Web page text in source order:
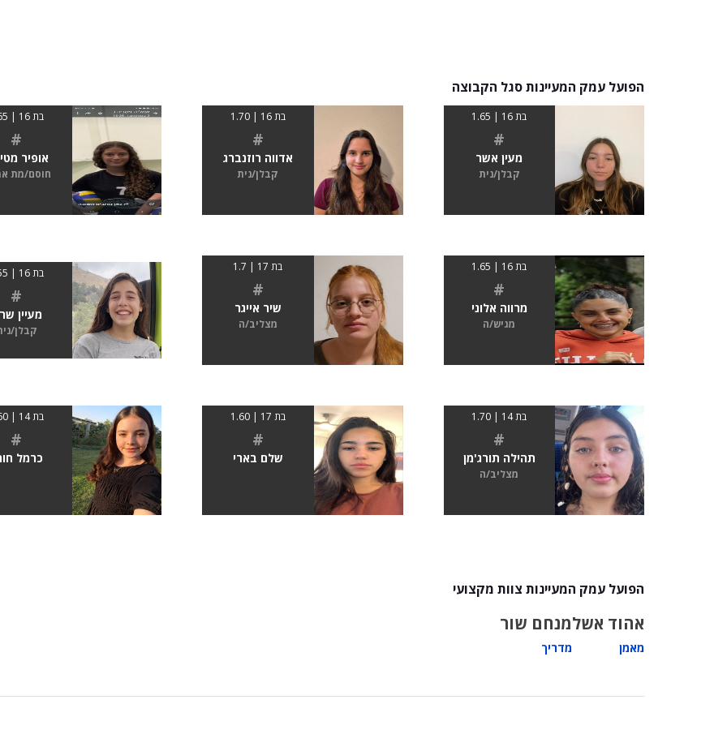
הפועל עמק המעיינות סגל הקבוצה
בת 16 | 1.65
#
מעין אשר
קבלן/נית
בת 16 | 1.70
#
אדווה רוזנברג
קבלן/נית
בת 16 | 1.65
#
אופיר
חוסם/מת
בת 16 | 1.65
#
מרווה אלוני
מגיש/ה
בת 17 | 1.7
#
שיר אייגר
מצליב/ה
בת 16 | 1.55
#
מעיין
קבלן/
בת 14 | 1.70
#
תהילה תורג'מן
מצליב/ה
בת 17 | 1.60
#
שלם בארי
בת 14 | 1.60
#
כרמל
הפועל עמק המעיינות צוות מקצועי
אהוד אשל
מאמן
מנחם שור
מדריך